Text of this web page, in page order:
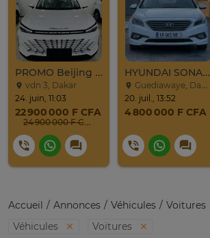
PROMO Beijing X7 / 2025
vdn 3, Dakar
24. juin, 11:03
22 900 000 F CFA
24 900 000 F CFA
HYUNDAI SONATA 2016
Guediawaye, Dakar
20. juil., 13:52
4 800 000 F CFA
Accueil Annonces Véhicules
Voitures
Véhicules
Voitures